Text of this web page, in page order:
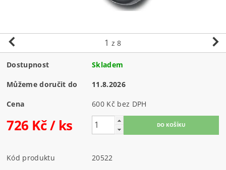
1 z 8
Dostupnost Skladem
Můžeme doručit do 11.8.2026
Cena 600 Kč bez DPH
726 Kč/ ks
Kód produktu
20522